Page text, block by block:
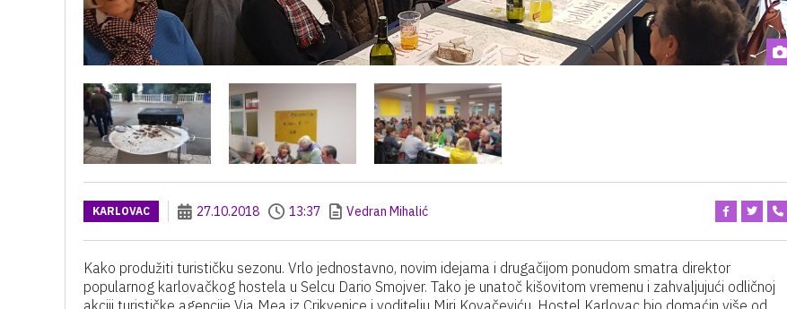
KARLOVAC 27.10.2018 13:37 Vedran Mihalić
Kako produžiti turističku sezonu. Vrlo jednostavno, novim idejama i drugačijom ponudom smatra direktor
popularnog karlovačkog hostela u Selcu Dario Smojver. Tako je unatoč kišovitom vremenu i zahvaljujući odličnoj
akciji turističke agencije Via Mea iz Crikvenice i voditelju Miri Kovačeviću, Hostel Karlovac bio domaćin više od